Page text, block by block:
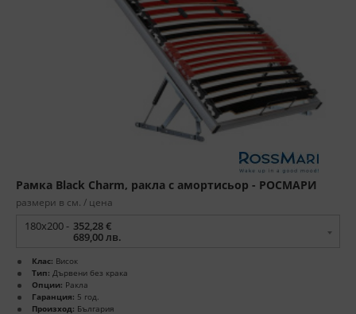
Рамка Black Charm, ракла с амортисьор - РОСМАРИ
размери в см. / цена
180x200 - 352,28 €
689,00 лв.
Клас: Висок
Тип: Дървени без крака
Опции: Ракла
Гаранция: 5 год.
Произход: България